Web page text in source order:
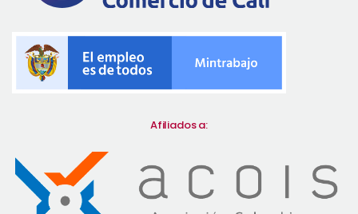
Afiliados a: